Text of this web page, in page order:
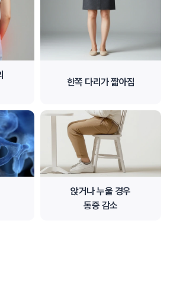
한쪽 다리가 짧아짐
앉거나 누울 경우
통증 감소